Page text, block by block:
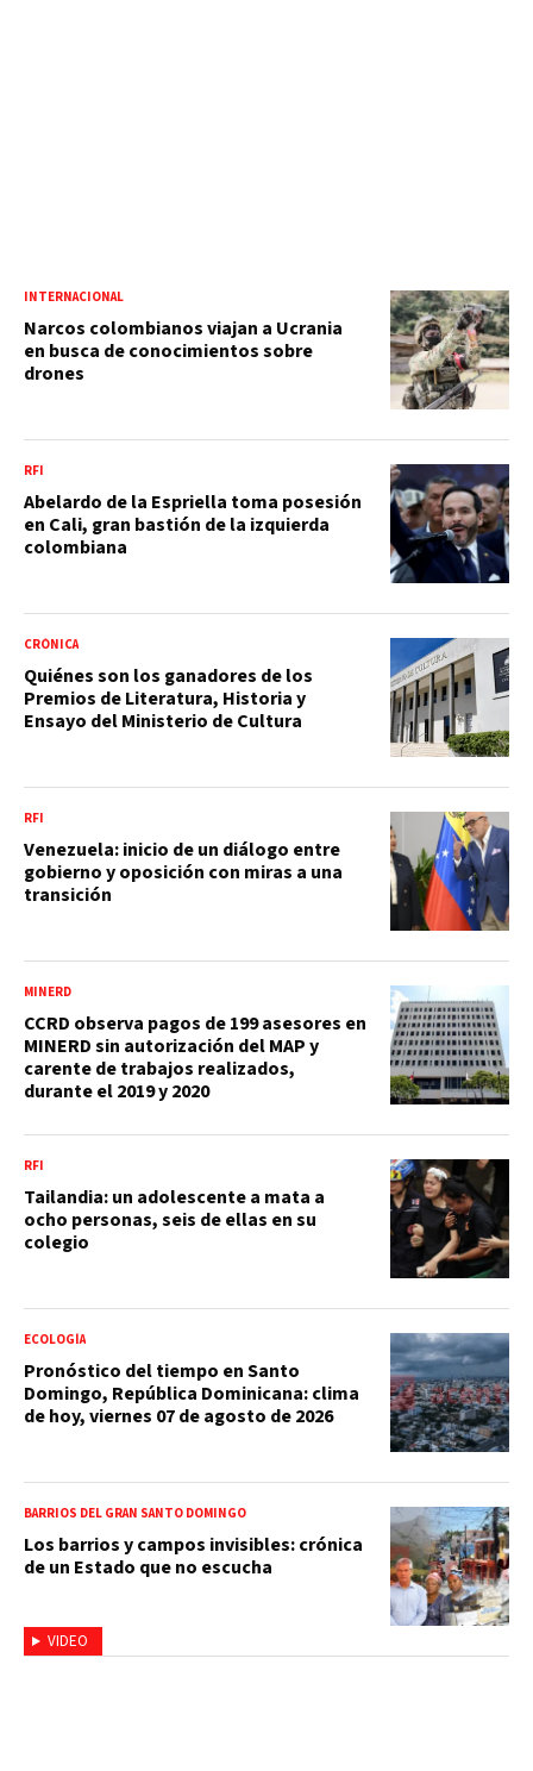
INTERNACIONAL
Narcos colombianos viajan a Ucrania
en busca de conocimientos sobre
drones
RFI
Abelardo de la Espriella toma posesión
en Cali, gran bastión de la izquierda
colombiana
CRÓNICA
Quiénes son los ganadores de los
Premios de Literatura, Historia y
Ensayo del Ministerio de Cultura
RFI
Venezuela: inicio de un diálogo entre
gobierno y oposición con miras a una
transición
MINERD
CCRD observa pagos de 199 asesores en
MINERD sin autorización del MAP y
carente de trabajos realizados,
durante el 2019 y 2020
RFI
Tailandia: un adolescente a mata a
ocho personas, seis de ellas en su
colegio
ECOLOGÍA
Pronóstico del tiempo en Santo
Domingo, República Dominicana: clima
de hoy, viernes 07 de agosto de 2026
VIDEO
BARRIOS DEL GRAN SANTO DOMINGO
Los barrios y campos invisibles: crónica
de un Estado que no escucha